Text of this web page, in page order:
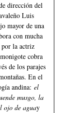
dirección del
Luis
mayor de una
con mucha
por la actriz
cobra
de los parajes
En el
andina: el
musgo, la
ojo de aguay